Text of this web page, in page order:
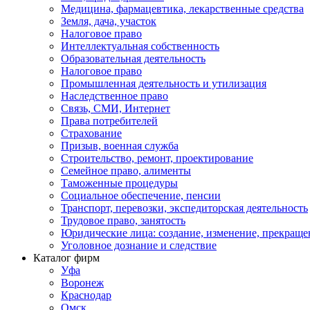
Медицина, фармацевтика, лекарственные средства
Земля, дача, участок
Налоговое право
Интеллектуальная собственность
Образовательная деятельность
Налоговое право
Промышленная деятельность и утилизация
Наследственное право
Связь, СМИ, Интернет
Права потребителей
Страхование
Призыв, военная служба
Строительство, ремонт, проектирование
Семейное право, алименты
Таможенные процедуры
Социальное обеспечение, пенсии
Транспорт, перевозки, экспедиторская деятельность
Трудовое право, занятость
Юридические лица: создание, изменение,
Уголовное дознание и следствие
Каталог фирм
Уфа
Воронеж
Краснодар
Омск